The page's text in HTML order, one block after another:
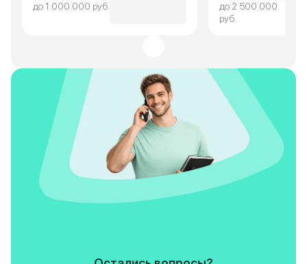
до 1 000 000 руб.
до 2 500 000
руб.